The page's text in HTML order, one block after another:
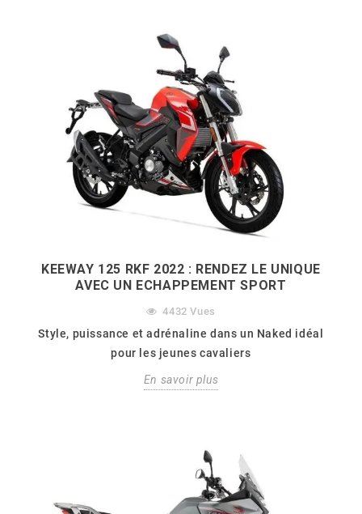
KEEWAY 125 RKF 2022 : RENDEZ LE UNIQUE
AVEC UN ECHAPPEMENT SPORT
4432Vues
Style, puissance et adrénaline dans un Naked idéal
pour les jeunes cavaliers
En savoir plus